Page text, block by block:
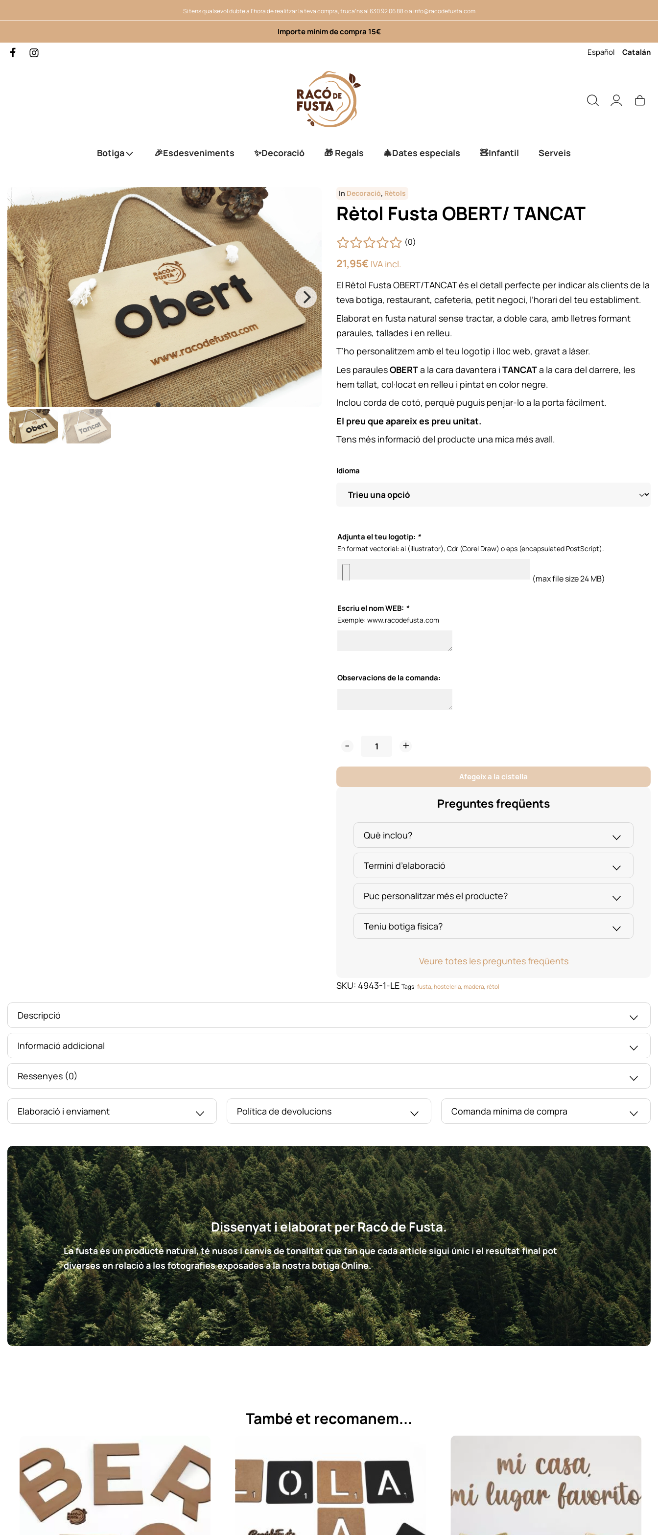
Si tens qualsevol dubte a l’hora de realitzar la teva compra, truca’ns al 630 92 06 88o a info@racodefusta.com
Importe mínim de compra 15€
Español
Catalán
Botiga 🎉Esdesveniments ✨Decoració 🎁 Regals 🎄Dates especials 🧸Infantil Serveis
In Decoració, Rètols
Rètol Fusta OBERT/ TANCAT
(0)
21,95€IVA incl.
El Rètol Fusta OBERT/TANCAT és el detall perfecte per indicar als clients de la
teva botiga, restaurant, cafeteria, petit negoci, l’horari del teu establiment.
Elaborat en fusta natural sense tractar, a doble cara, amb lletres formant
paraules, tallades i en relleu.
T’ho personalitzem amb el teu logotip i lloc web, gravat a làser.
Les paraulesOBERTa la cara davantera i TANCATa la cara del darrere, les
hem tallat, col·locat en relleu i pintat en color negre.
Inclou corda de cotó, perquè puguis penjar-lo a la porta fàcilment.
El preu que apareix es preu unitat.
Tens més informació del producte una mica més avall.
Idioma
Adjunta el teu logotip: *
En format vectorial: ai (illustrator), Cdr (Corel Draw) o eps (encapsulated PostScript).
(max file size 24 MB)
Escriu el nom WEB: *
Exemple: www.racodefusta.com
Observacions de la comanda:
TANCAT
Afegeix a la cistella
Preguntes freqüents
Què inclou?
Termini d’elaboració
Puc personalitzar més el producte?
Teniu botiga física?
Veure totes les preguntes freqüents
SKU: 4943-1-LE Tags:fusta,hosteleria,madera,rètol
Descripció
Informació addicional
Ressenyes (0)
Elaboració i enviament Política de devolucions Comanda mínima de compra
Dissenyat i elaborat per Racó de Fusta.
La fusta és un producte natural, té nusos i canvis de tonalitat que fan que cada article sigui únic i el resultat final pot
diverses en relació a les fotografies exposades a la nostra botiga Online.
També et recomanem...